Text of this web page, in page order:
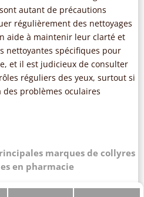
autant de précautions
régulièrement des nettoyages
aide à maintenir leur clarté et
nettoyantes spécifiques pour
et il est judicieux de consulter
réguliers des yeux, surtout si
problèmes oculaires
marques de collyres
en pharmacie